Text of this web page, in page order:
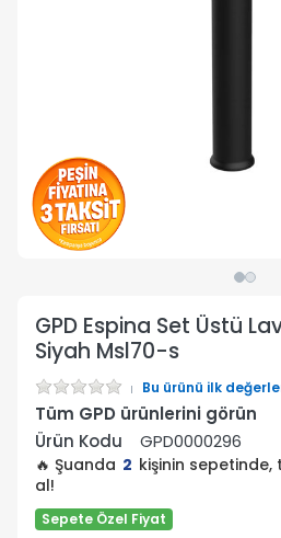
GPD Espina Set Üstü
Siyah Msl70-s
Bu ürünü ilk
Tüm GPD ürünlerini görün
Ürün Kodu
GPD0000296
🔥 Şuanda 2 kişinin
al!
Sepete Özel Fiyat